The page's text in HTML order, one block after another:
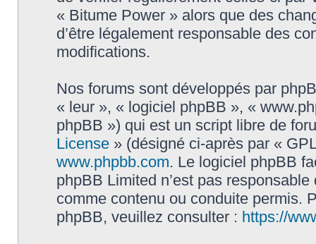
« Bitume Power » alors que des
d’être légalement responsable des
modifications.
Nos forums sont développés par
« leur », « logiciel phpBB », «
phpBB ») qui est un script libre de
License » (désigné ci-après par «
www.phpbb.com. Le logiciel phpBB
phpBB Limited n’est pas
comme contenu ou conduite permis.
phpBB, veuillez consulter : https://